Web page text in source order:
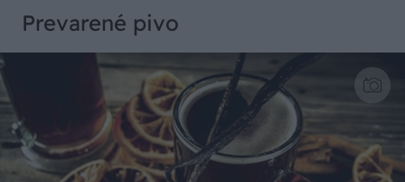
Prevarené pivo